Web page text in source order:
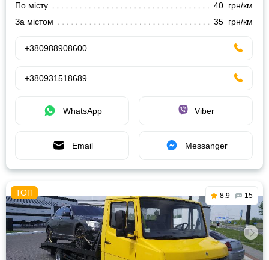
По місту
40 грн/км
За містом
35 грн/км
+380988908600
+380931518689
WhatsApp Viber
Email Messanger
8.9 15